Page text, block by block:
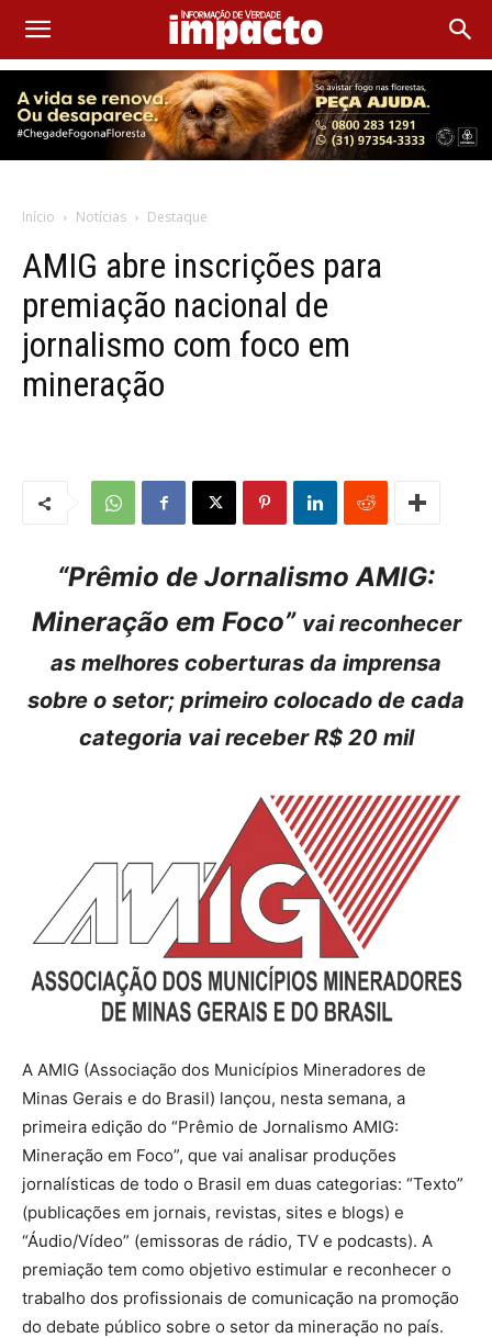
Início Notícias Destaque
AMIG abre inscrições para
premiação nacional de
jornalismo com foco em
mineração
“Prêmio de Jornalismo AMIG:
Mineração em Foco” vai reconhecer
as melhores coberturas da imprensa
sobre o setor; primeiro colocado de cada
categoria vai receber R$ 20 mil
A AMIG (Associação dos Municípios Mineradores de
Minas Gerais e do Brasil) lançou, nesta semana, a
primeira edição do “Prêmio de Jornalismo AMIG:
Mineração em Foco”, que vai analisar produções
jornalísticas de todo o Brasil em duas categorias: “Texto”
(publicações em jornais, revistas, sites e blogs) e
“Áudio/Vídeo” (emissoras de rádio, TV e podcasts). A
premiação tem como objetivo estimular e reconhecer o
trabalho dos profissionais de comunicação na promoção
do debate público sobre o setor da mineração no país.